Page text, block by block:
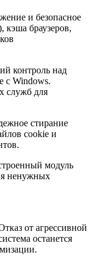
и безопасное
кэша браузеров,
контроль над
с Windows.
служб для
стирание
cookie и
модуль
ненужных
от агрессивной
останется